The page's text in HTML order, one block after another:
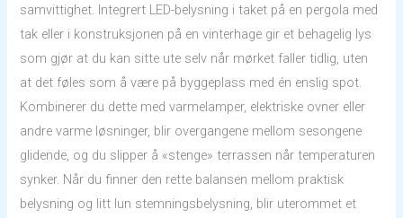
samvittighet. Integrert LED-belysning i taket på en pergola med
tak eller i konstruksjonen på en vinterhage gir et behagelig lys
som gjør at du kan sitte ute selv når mørket faller tidlig, uten
at det føles som å være på byggeplass med én enslig spot.
Kombinerer du dette med varmelamper, elektriske ovner eller
andre varme løsninger, blir overgangene mellom sesongene
glidende, og du slipper å «stenge» terrassen når temperaturen
synker. Når du finner den rette balansen mellom praktisk
belysning og litt lun stemningsbelysning, blir uterommet et